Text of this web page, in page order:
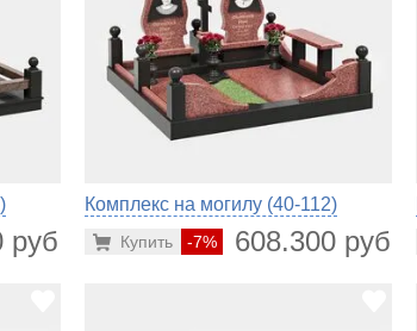
Комплекс на могилу (40-112)
-7% 608.300 руб.
Купить